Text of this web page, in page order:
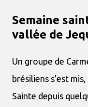
Semaine
vallée de
Un groupe de
brésiliens s’est
Sainte depuis